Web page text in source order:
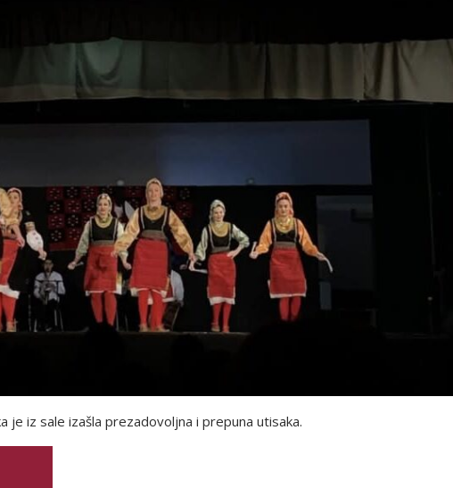
je iz sale izašla prezadovoljna i prepuna utisaka.